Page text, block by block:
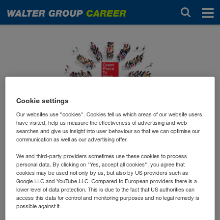
Novinky
červenec 2024
Die WALTER GROUP ist
erneut ein GREAT PLACE
TO WORK!
Cookie settings
Our websites use "cookies". Cookies tell us which areas of our website users
have visited, help us measure the effectiveness of advertising and web
searches and give us insight into user behaviour so that we can optimise our
communication as well as our advertising offer.
We and third-party providers sometimes use these cookies to process
personal data. By clicking on "Yes, accept all cookies", you agree that
cookies may be used not only by us, but also by US providers such as
Google LLC and YouTube LLC. Compared to European providers there is a
lower level of data protection. This is due to the fact that US authorities can
access this data for control and monitoring purposes and no legal remedy is
possible against it.